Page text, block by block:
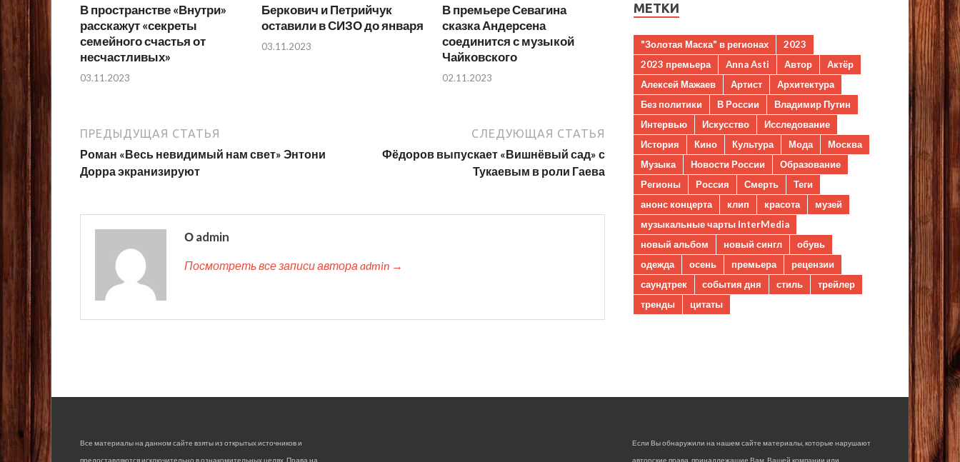
В пространстве «Внутри»
расскажут «секреты
семейного счастья от
несчастливых»
03.11.2023
Беркович и Петрийчук
оставили в СИЗО до января
03.11.2023
В премьере Севагина
сказка Андерсена
соединится с музыкой
Чайковского
02.11.2023
ПРЕДЫДУЩАЯ СТАТЬЯ
Роман «Весь невидимый нам свет» Энтони
Дорра экранизируют
СЛЕДУЮЩАЯ СТАТЬЯ
Фёдоров выпускает «Вишнёвый сад» с
Тукаевым в роли Гаева
О admin
Посмотреть все записи автора admin →
МЕТКИ
"Золотая Маска" в регионах
2023
2023 премьера
Anna Asti Автор
Актёр
Алексей Мажаев
Артист
Архитектура
Без политики
В России
Владимир Путин
Интервью
Искусство
Исследование
История
Кино Культура Мода
Москва
Музыка
Новости России
Образование
Регионы
Россия Смерть
Теги
анонс концерта
клип красота
музей
музыкальные чарты InterMedia
новый альбом
новый сингл
обувь
одежда
осень премьера
рецензии
саундтрек
события дня стиль
трейлер
тренды
цитаты
Все материалы на данном сайте взяты из открытых источников и
предоставляются исключительно в ознакомительных целях. Права на
Если Вы обнаружили на нашем сайте материалы, которые нарушают
авторские права, принадлежащие Вам, Вашей компании или